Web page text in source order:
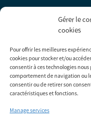
Gérer le
cookies
Pour offrir les meilleures
cookies pour stocker et/ou
consentir à ces technologies
comportement de navigation ou
consentir ou de retirer son
caractéristiques et fonctions.
Manage services
algue@ceva.fr
INSCRIPTION
S'inscrire
* Champs obligatoires